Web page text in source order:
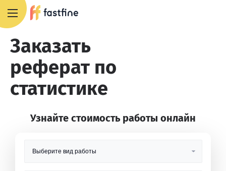
Заказать
реферат по
статистике
Узнайте стоимость работы онлайн